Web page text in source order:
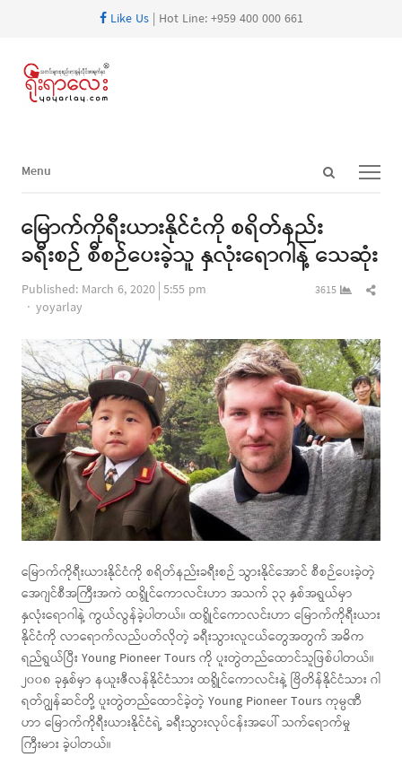
Like Us| Hot Line: +959 400 000 661
Open
Menu
Menu
မြောက်ကိုရီးယားနိုင်ငံကို စရိတ်နည်း
ခရီးစဉ် စီစဉ်ပေးခဲ့သူ နှလုံးရောဂါနဲ့ သေဆုံး
Published: March 6, 2020 5:55 pm
Author
yoyarlay
3615
မြောက်ကိုရီးယားနိုင်ငံကို စရိတ်နည်းခရီးစဉ် သွားနိုင်အောင် စီစဉ်ပေးခဲ့တဲ့
အေဂျင်စီအကြီးအကဲ ထရွိုင်ကောလင်းဟာ အသက် ၃၃ နှစ်အရွယ်မှာ
နှလုံးရောဂါနဲ့ ကွယ်လွန်ခဲ့ပါတယ်။ ထရွိုင်ကောလင်းဟာ မြောက်ကိုရီးယား
နိုင်ငံကို လာရောက်လည်ပတ်လိုတဲ့ ခရီးသွားလူငယ်တွေအတွက် အဓိက
ရည်ရွယ်ပြီး Young Pioneer Tours ကို ပူးတွဲတည်ထောင်သူဖြစ်ပါတယ်။
၂၀၀၈ ခုနှစ်မှာ နယူးဇီလန်နိုင်ငံသား ထရွိုင်ကောလင်းနဲ့ ဗြိတိန်နိုင်ငံသား ဂါ
ရတ်ဂျွန်ဆင်တို့ ပူးတွဲတည်ထောင်ခဲ့တဲ့ Young Pioneer Tours ကုမ္ပဏီ
ဟာ မြောက်ကိုရီးယားနိုင်ငံရဲ့ ခရီးသွားလုပ်ငန်းအပေါ် သက်ရောက်မှု
ကြီးမား ခဲ့ပါတယ်။